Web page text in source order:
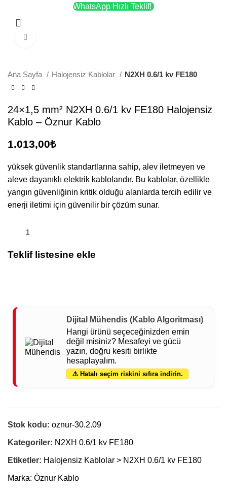
WhatsApp Hızlı Teklif!
Ana Sayfa Halojensiz Kablolar N2XH 0.6/1 kv FE180
24×1,5 mm² N2XH 0.6/1 kv FE180 Halojensiz
Kablo – Öznur Kablo
1.013,00₺
yüksek güvenlik standartlarına sahip, alev iletmeyen ve
aleve dayanıklı elektrik kablolarıdır. Bu kablolar, özellikle
yangın güvenliğinin kritik olduğu alanlarda tercih edilir ve
enerji iletimi için güvenilir bir çözüm sunar.
Teklif listesine ekle
Dijital Mühendis (Kablo Algoritması)
Hangi ürünü seçeceğinizden emin
değil misiniz? Mesafeyi ve gücü
yazın, doğru kesiti birlikte
hesaplayalım.
⚠️ Hatalı seçim riskini sıfıra indirin.
Stok kodu: oznur-30.2.09
Kategoriler: N2XH 0.6/1 kv FE180
Etiketler: Halojensiz Kablolar > N2XH 0.6/1 kv FE180
Marka: Öznur Kablo